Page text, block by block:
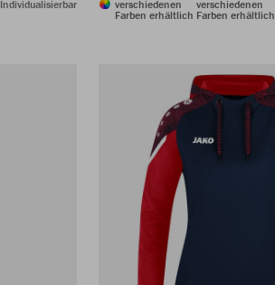
Individualisierbar
verschiedenen
Farben erhältlich
verschiedenen
Farben erhältlich